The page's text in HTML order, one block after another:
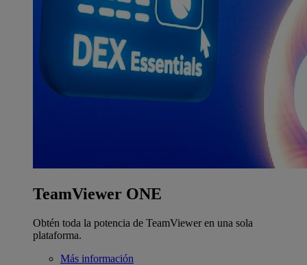
TeamViewer ONE
Obtén toda la potencia de TeamViewer en una sola
plataforma.
Más información